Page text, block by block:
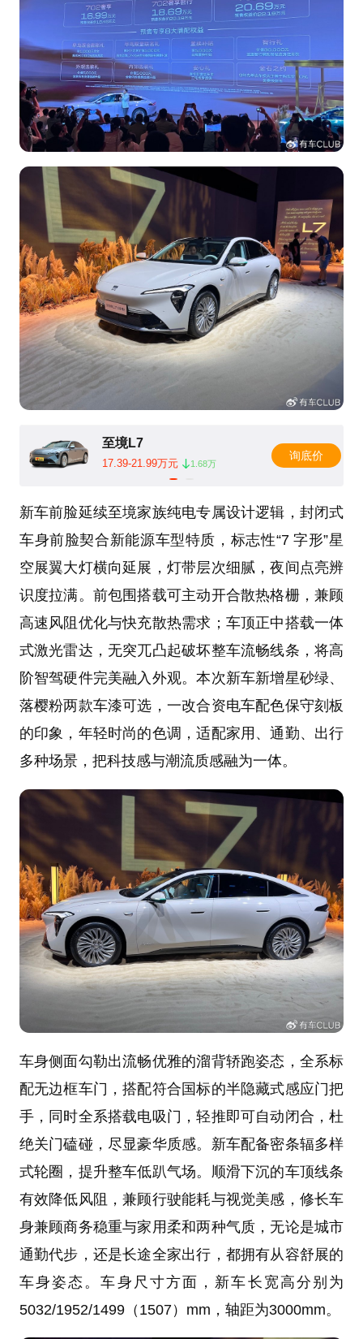
至境L7
17.39-21.99万元 1.68万
询底价
新车前脸延续至境家族纯电专属设计逻辑，封闭式
车身前脸契合新能源车型特质，标志性“7 字形”星
空展翼大灯横向延展，灯带层次细腻，夜间点亮辨
识度拉满。前包围搭载可主动开合散热格栅，兼顾
高速风阻优化与快充散热需求；车顶正中搭载一体
式激光雷达，无突兀凸起破坏整车流畅线条，将高
阶智驾硬件完美融入外观。本次新车新增星砂绿、
落樱粉两款车漆可选，一改合资电车配色保守刻板
的印象，年轻时尚的色调，适配家用、通勤、出行
多种场景，把科技感与潮流质感融为一体。
车身侧面勾勒出流畅优雅的溜背轿跑姿态，全系标
配无边框车门，搭配符合国标的半隐藏式感应门把
手，同时全系搭载电吸门，轻推即可自动闭合，杜
绝关门磕碰，尽显豪华质感。新车配备密条辐多样
式轮圈，提升整车低趴气场。顺滑下沉的车顶线条
有效降低风阻，兼顾行驶能耗与视觉美感，修长车
身兼顾商务稳重与家用柔和两种气质，无论是城市
通勤代步，还是长途全家出行，都拥有从容舒展的
车身姿态。车身尺寸方面，新车长宽高分别为
5032/1952/1499（1507）mm，轴距为3000mm。